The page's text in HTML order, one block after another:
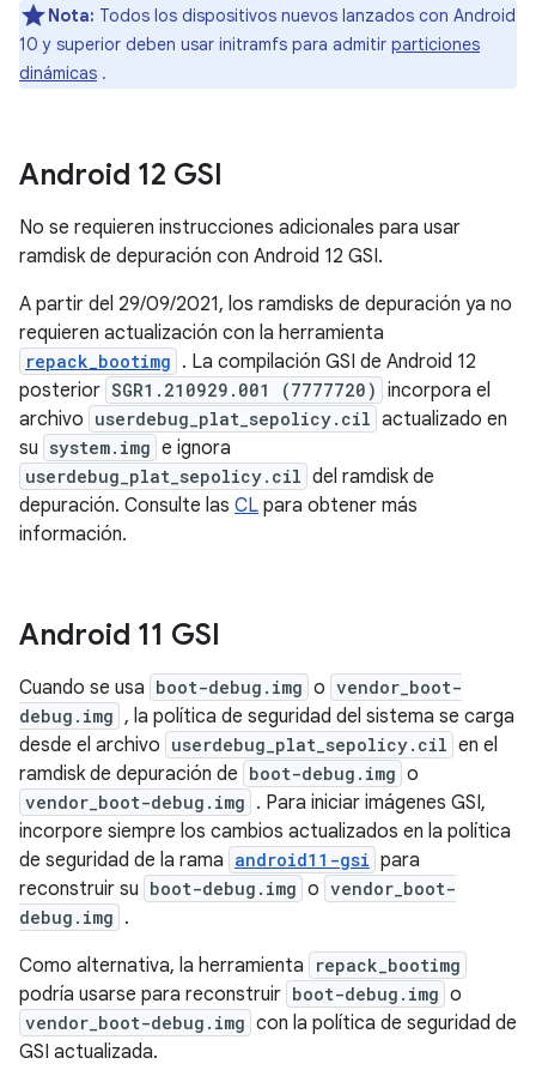
Nota: Todos los dispositivos nuevos lanzados con Android
10 y superior deben usar initramfs para admitir particiones
dinámicas .
Android 12 GSI
No se requieren instrucciones adicionales para usar
ramdisk de depuración con Android 12 GSI.
A partir del 29/09/2021, los ramdisks de depuración ya no
requieren actualización con la herramienta
repack_bootimg . La compilación GSI de Android 12
posterior SGR1.210929.001 (7777720) incorpora el
archivo userdebug_plat_sepolicy.cil actualizado en
su system.img e ignora
userdebug_plat_sepolicy.cil del ramdisk de
depuración. Consulte las CL para obtener más
información.
Android 11 GSI
Cuando se usa boot-debug.img o vendor_boot-
debug.img , la política de seguridad del sistema se carga
desde el archivo userdebug_plat_sepolicy.cil en el
ramdisk de depuración de boot-debug.img o
vendor_boot-debug.img . Para iniciar imágenes GSI,
incorpore siempre los cambios actualizados en la política
de seguridad de la rama android11-gsi para
reconstruir su boot-debug.img o vendor_boot-
debug.img .
Como alternativa, la herramienta
repack_bootimg
podría usarse para reconstruir boot-debug.img o
vendor_boot-debug.img con la política de seguridad de
GSI actualizada.